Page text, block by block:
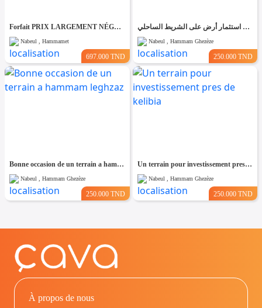
Forfait PRIX LARGEMENT NÉGOCIABLE Terrain de 8200m² entièrement clôturé à HAMMAMET
Nabeul , Hammamet
697.000 TND
فرصة استثمار أرض على الشريط الساحلي
Nabeul , Hammam Ghezèze
250.000 TND
Bonne occasion de un terrain a hammam leghzaz
Nabeul , Hammam Ghezèze
250.000 TND
Un terrain pour investissement pres de kelibia
Nabeul , Hammam Ghezèze
250.000 TND
À propos de nous